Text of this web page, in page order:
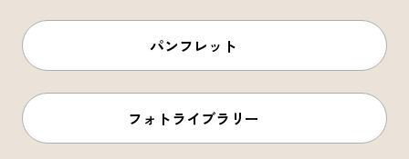
パンフレット
フォトライブラリー